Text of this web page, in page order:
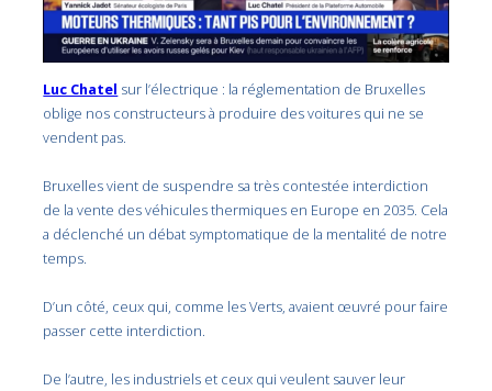
Luc Chatel sur l’électrique : la réglementation de Bruxelles
oblige nos constructeurs à produire des voitures qui ne se
vendent pas.
Bruxelles vient de suspendre sa très contestée interdiction
de la vente des véhicules thermiques en Europe en 2035. Cela
a déclenché un débat symptomatique de la mentalité de notre
temps.
D’un côté, ceux qui, comme les Verts, avaient œuvré pour faire
passer cette interdiction.
De l’autre, les industriels et ceux qui veulent sauver leur